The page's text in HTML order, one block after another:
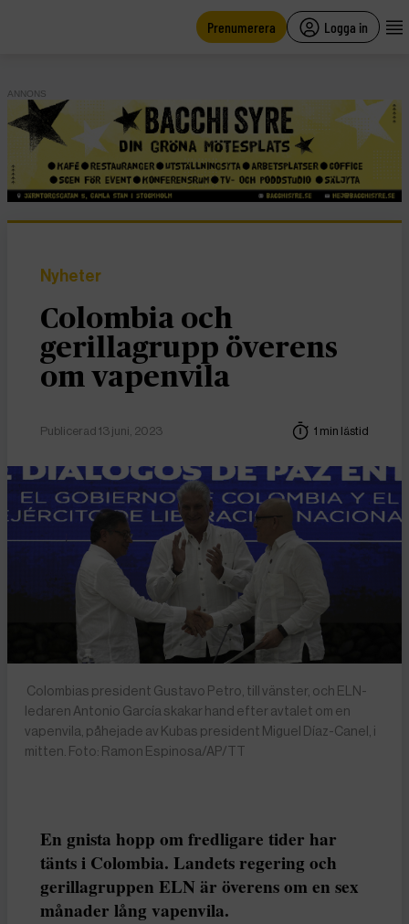
Prenumerera Logga in
ANNONS
Nyheter
Colombia och
gerillagrupp överens
om vapenvila
Publicerad 13 juni, 2023 1 min lästid
Colombias president Gustavo Petro, till vänster, och ELN-
ledaren Antonio García skakar hand efter avtalet om en
vapenvila, påhejade av Kubas president Miguel Díaz-Canel, i
mitten. Foto: Ramon Espinosa/AP/TT
En gnista hopp om fredligare tider har
tänts i Colombia. Landets regering och
gerillagruppen ELN är överens om en sex
månader lång vapenvila.